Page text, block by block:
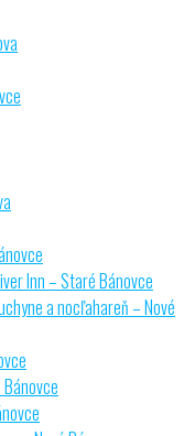
Inn – Staré Bánovce
a nocľahareň – Nové